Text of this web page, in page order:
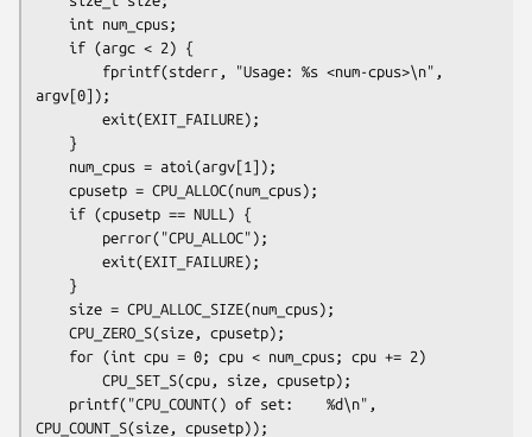
argv[0]);
CPU_COUNT_S(size, cpusetp));